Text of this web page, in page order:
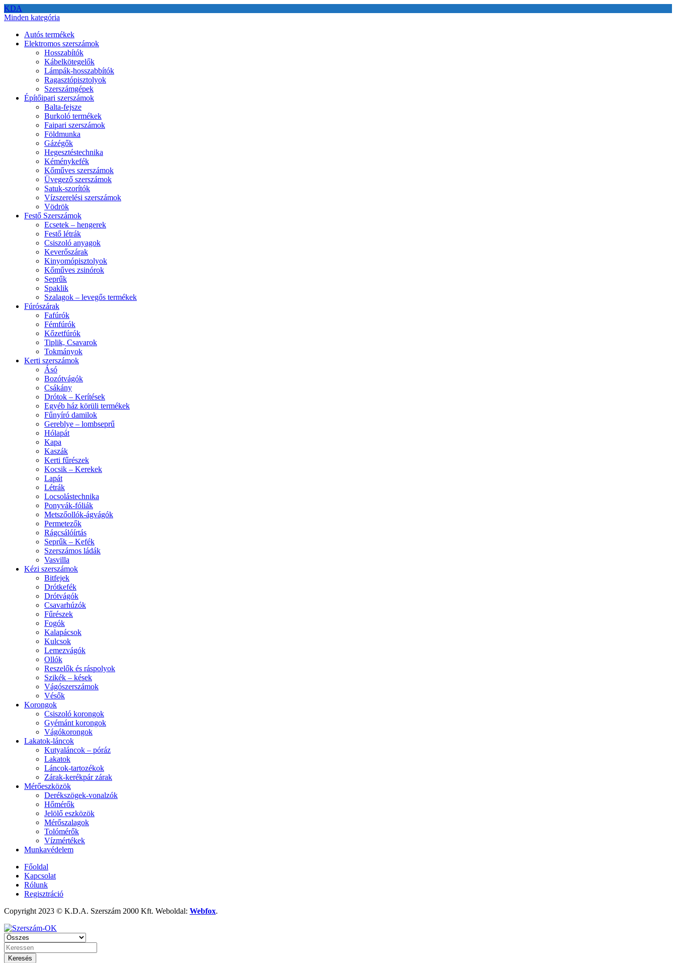
KDA
Minden kategória
Autós termékek
Elektromos szerszámok
Hosszabítók
Kábelkötegelők
Lámpák-hosszabbítók
Ragasztópisztolyok
Szerszámgépek
Építőipari szerszámok
Balta-fejsze
Burkoló termékek
Faipari szerszámok
Földmunka
Gázégők
Hegesztéstechnika
Kéménykefék
Kőműves szerszámok
Üvegező szerszámok
Satuk-szorítók
Vízszerelési szerszámok
Vödrök
Festő Szerszámok
Ecsetek – hengerek
Festő létrák
Csiszoló anyagok
Keverőszárak
Kinyomópisztolyok
Kőműves zsinórok
Seprűk
Spaklik
Szalagok – levegős termékek
Fúrószárak
Fafúrók
Fémfúrók
Kőzetfúrók
Tiplik, Csavarok
Tokmányok
Kerti szerszámok
Ásó
Bozótvágók
Csákány
Drótok – Kerítések
Egyéb ház körüli termékek
Fűnyíró damilok
Gereblye – lombseprű
Hólapát
Kapa
Kaszák
Kerti fűrészek
Kocsik – Kerekek
Lapát
Létrák
Locsolástechnika
Ponyvák-fóliák
Metszőollók-ágvágók
Permetezők
Rágcsálóírtás
Seprűk – Kefék
Szerszámos ládák
Vasvilla
Kézi szerszámok
Bitfejek
Drótkefék
Drótvágók
Csavarhúzók
Fűrészek
Fogók
Kalapácsok
Kulcsok
Lemezvágók
Ollók
Reszelők és ráspolyok
Szikék – kések
Vágószerszámok
Vésők
Korongok
Csiszoló korongok
Gyémánt korongok
Vágókorongok
Lakatok-láncok
Kutyaláncok – póráz
Lakatok
Láncok-tartozékok
Zárak-kerékpár zárak
Mérőeszközök
Derékszögek-vonalzók
Hőmérők
Jelölő eszközök
Mérőszalagok
Tolómérők
Vízmértékek
Munkavédelem
Főoldal
Kapcsolat
Rólunk
Regisztráció
Copyright 2023 © K.D.A. Szerszám 2000 Kft. Weboldal: Webfox.
Keresés